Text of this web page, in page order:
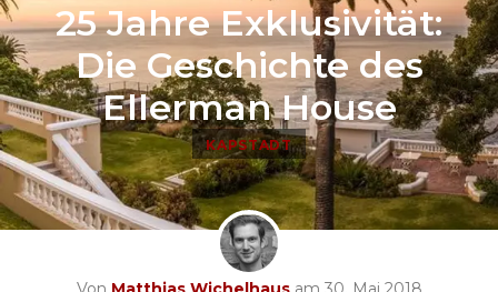
25 Jahre Exklusivität:
Die Geschichte des
Ellerman House
KAPSTADT